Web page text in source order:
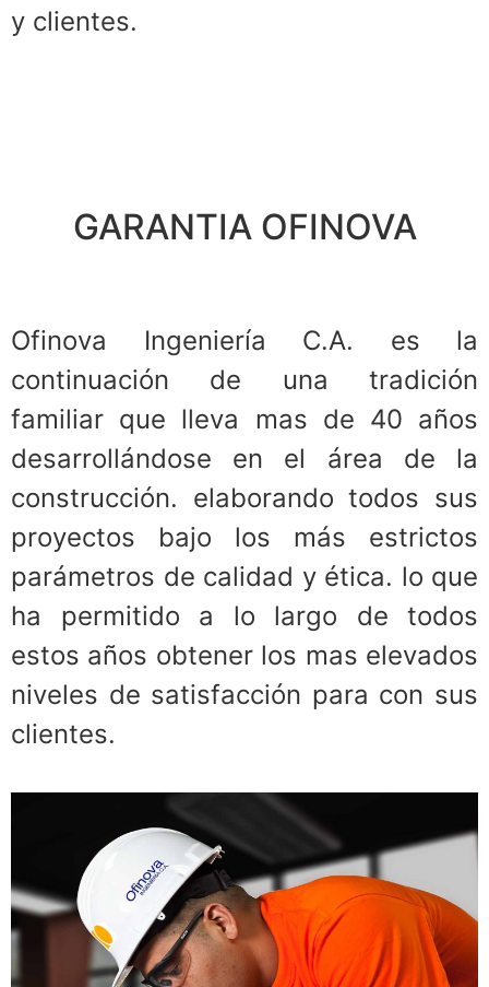
y clientes.
GARANTIA OFINOVA
Ofinova Ingeniería C.A. es la
continuación de una tradición
familiar que lleva mas de 40 años
desarrollándose en el área de la
construcción. elaborando todos sus
proyectos bajo los más estrictos
parámetros de calidad y ética. lo que
ha permitido a lo largo de todos
estos años obtener los mas elevados
niveles de satisfacción para con sus
clientes.